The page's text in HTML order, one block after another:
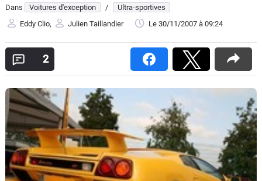
Electriques
Utilitaires
Auto
Services
Forum
Dans Voitures d'exception /
Ultra-sportives
Eddy Clio, Julien Taillandier Le 30/11/2007 à 09:24
2